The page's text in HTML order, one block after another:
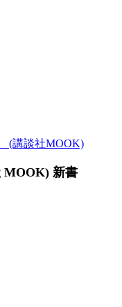
(講談社MOOK)
MOOK) 新書